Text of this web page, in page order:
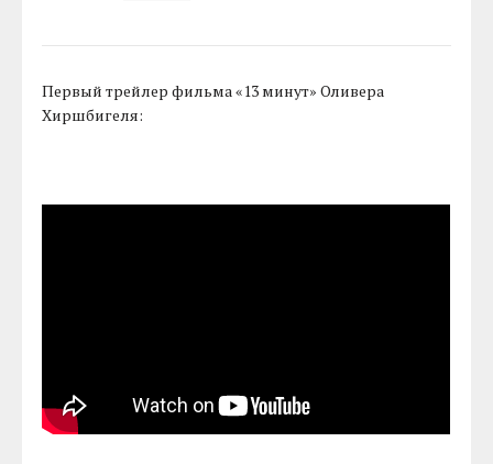
Первый трейлер фильма «13 минут» Оливера
Хиршбигеля: